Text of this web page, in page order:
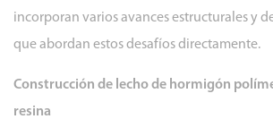
y
de
5
Capacidad
incorporan varios avances estructurales y
que abordan estos desafíos directamente.
Construcción de lecho de hormigón
resina